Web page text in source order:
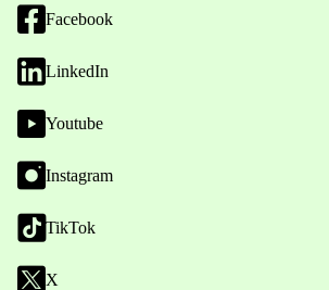
Facebook
LinkedIn
Youtube
Instagram
TikTok
X